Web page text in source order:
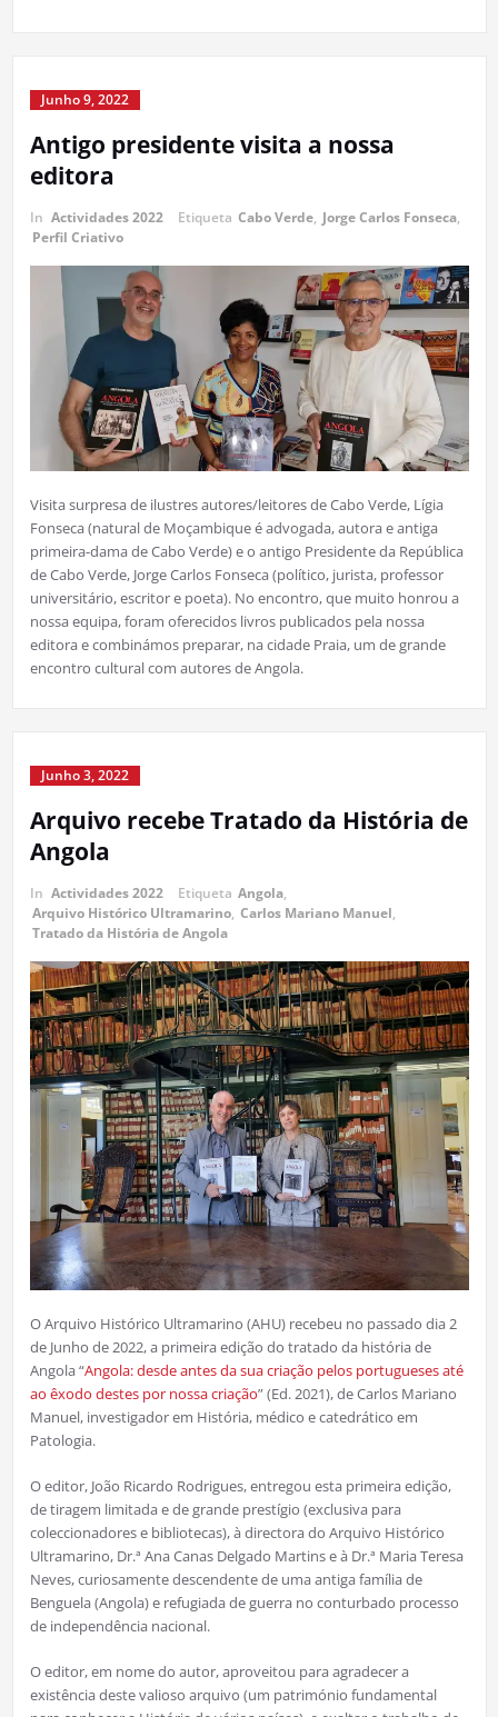
Junho 9, 2022
Antigo presidente visita a nossa
editora
In Actividades 2022 Etiqueta Cabo Verde, Jorge Carlos Fonseca,
Perfil Criativo
Visita surpresa de ilustres autores/leitores de Cabo Verde, Lígia
Fonseca (natural de Moçambique é advogada, autora e antiga
primeira-dama de Cabo Verde) e o antigo Presidente da República
de Cabo Verde, Jorge Carlos Fonseca (político, jurista, professor
universitário, escritor e poeta). No encontro, que muito honrou a
nossa equipa, foram oferecidos livros publicados pela nossa
editora e combinámos preparar, na cidade Praia, um de grande
encontro cultural com autores de Angola.
Junho 3, 2022
Arquivo recebe Tratado da História de
Angola
In Actividades 2022 Etiqueta Angola,
Arquivo Histórico Ultramarino, Carlos Mariano Manuel,
Tratado da História de Angola
O Arquivo Histórico Ultramarino (AHU) recebeu no passado dia 2
de Junho de 2022, a primeira edição do tratado da história de
Angola “Angola: desde antes da sua criação pelos portugueses até
ao êxodo destes por nossa criação” (Ed. 2021), de Carlos Mariano
Manuel, investigador em História, médico e catedrático em
Patologia.
O editor, João Ricardo Rodrigues, entregou esta primeira edição,
de tiragem limitada e de grande prestígio (exclusiva para
coleccionadores e bibliotecas), à directora do Arquivo Histórico
Ultramarino, Dr.ª Ana Canas Delgado Martins e à Dr.ª Maria Teresa
Neves, curiosamente descendente de uma antiga família de
Benguela (Angola) e refugiada de guerra no conturbado processo
de independência nacional.
O editor, em nome do autor, aproveitou para agradecer a
existência deste valioso arquivo (um património fundamental